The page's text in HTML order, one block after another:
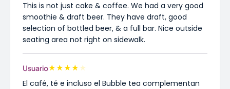
This is not just cake & coffee. We had a very good
smoothie & draft beer. They have draft, good
selection of bottled beer, & a full bar. Nice outside
seating area not right on sidewalk.
Usuario★★★★ ★
El café, té e incluso el Bubble tea complementan